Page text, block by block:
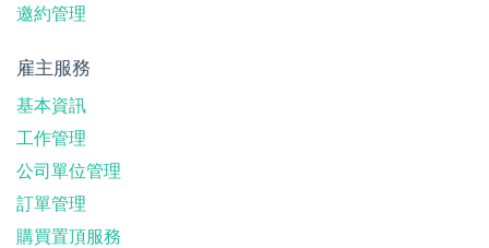
邀約管理
雇主服務
基本資訊
工作管理
公司單位管理
訂單管理
購買置頂服務